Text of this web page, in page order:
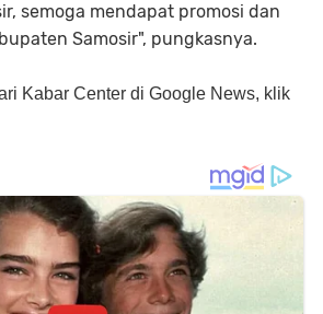
semoga mendapat promosi dan
Samosir", pungkasnya.
Kabar Center di Google News, klik